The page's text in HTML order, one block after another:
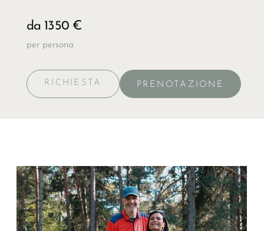
da 1350 €
per persona
RICHIESTA PRENOTAZIONE